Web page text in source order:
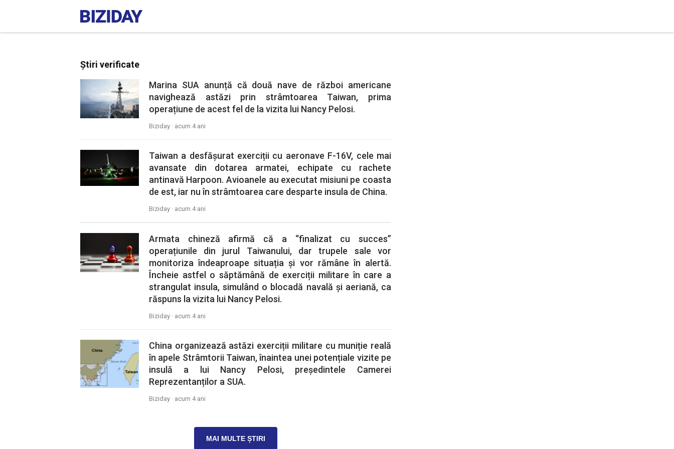
Știri verificate
Marina SUA anunță că două nave de război americane
navighează astăzi prin strâmtoarea Taiwan, prima
operațiune de acest fel de la vizita lui Nancy Pelosi.
Biziday · acum 4 ani
Taiwan a desfășurat exerciții cu aeronave F-16V, cele mai
avansate din dotarea armatei, echipate cu rachete
antinavă Harpoon. Avioanele au executat misiuni pe coasta
de est, iar nu în strâmtoarea care desparte insula de China.
Biziday · acum 4 ani
Armata chineză afirmă că a “finalizat cu succes”
operațiunile din jurul Taiwanului, dar trupele sale vor
monitoriza îndeaproape situația și vor rămâne în alertă.
Încheie astfel o săptămână de exerciții militare în care a
strangulat insula, simulând o blocadă navală și aeriană, ca
răspuns la vizita lui Nancy Pelosi.
Biziday · acum 4 ani
China organizează astăzi exerciții militare cu muniție reală
în apele Strâmtorii Taiwan, înaintea unei potențiale vizite pe
insulă a lui Nancy Pelosi, președintele Camerei
Reprezentanților a SUA.
Biziday · acum 4 ani
MAI MULTE ȘTIRI